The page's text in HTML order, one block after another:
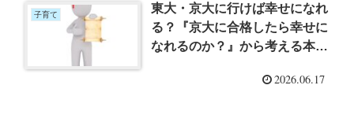
子育て
東大・京大に行けば幸せになれ
る？『京大に合格したら幸せに
なれるのか？』から考える本当
したら幸せになれるのか？ 人
2026.06.17